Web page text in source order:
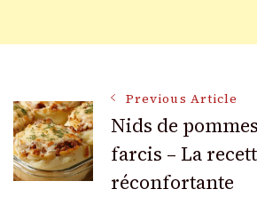
Post
Navigation
Previous Article
Nids de
farcis – La
réconfortante